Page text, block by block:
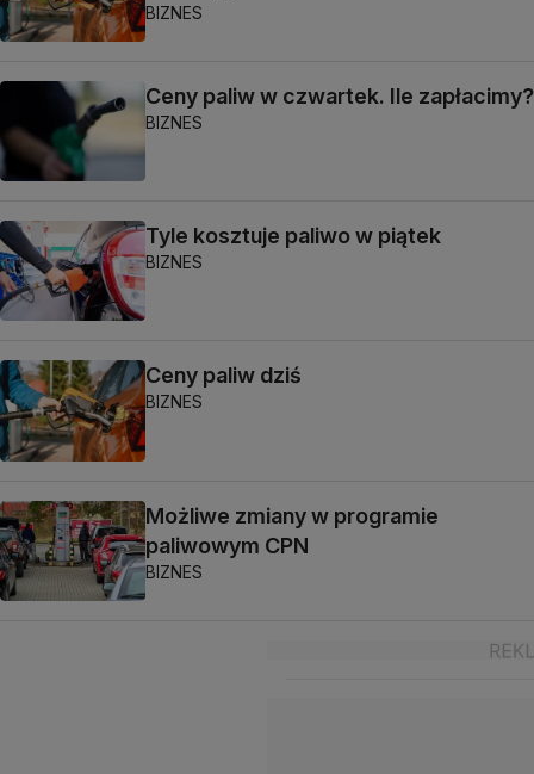
BIZNES
Ceny paliw w czwartek. Ile zapłacimy?
BIZNES
Tyle kosztuje paliwo w piątek
BIZNES
Ceny paliw dziś
BIZNES
Możliwe zmiany w programie
paliwowym CPN
BIZNES